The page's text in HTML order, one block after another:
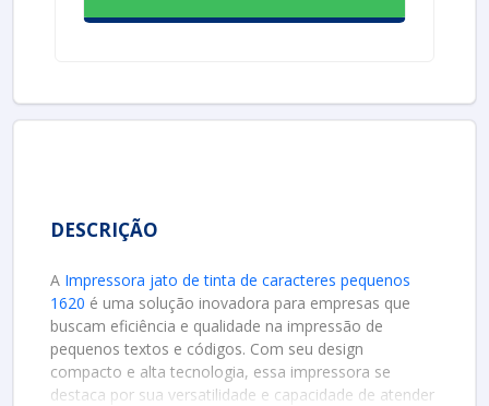
DESCRIÇÃO
A Impressora jato de tinta de caracteres pequenos
1620 é uma solução inovadora para empresas que
buscam eficiência e qualidade na impressão de
pequenos textos e códigos. Com seu design
compacto e alta tecnologia, essa impressora se
destaca por sua versatilidade e capacidade de atender